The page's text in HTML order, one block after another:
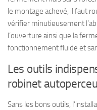
le montage achevé, il faut
vérifier minutieusement
l’ouverture ainsi que la
fonctionnement fluide et
Les outils
robinet
Sans les bons outils,